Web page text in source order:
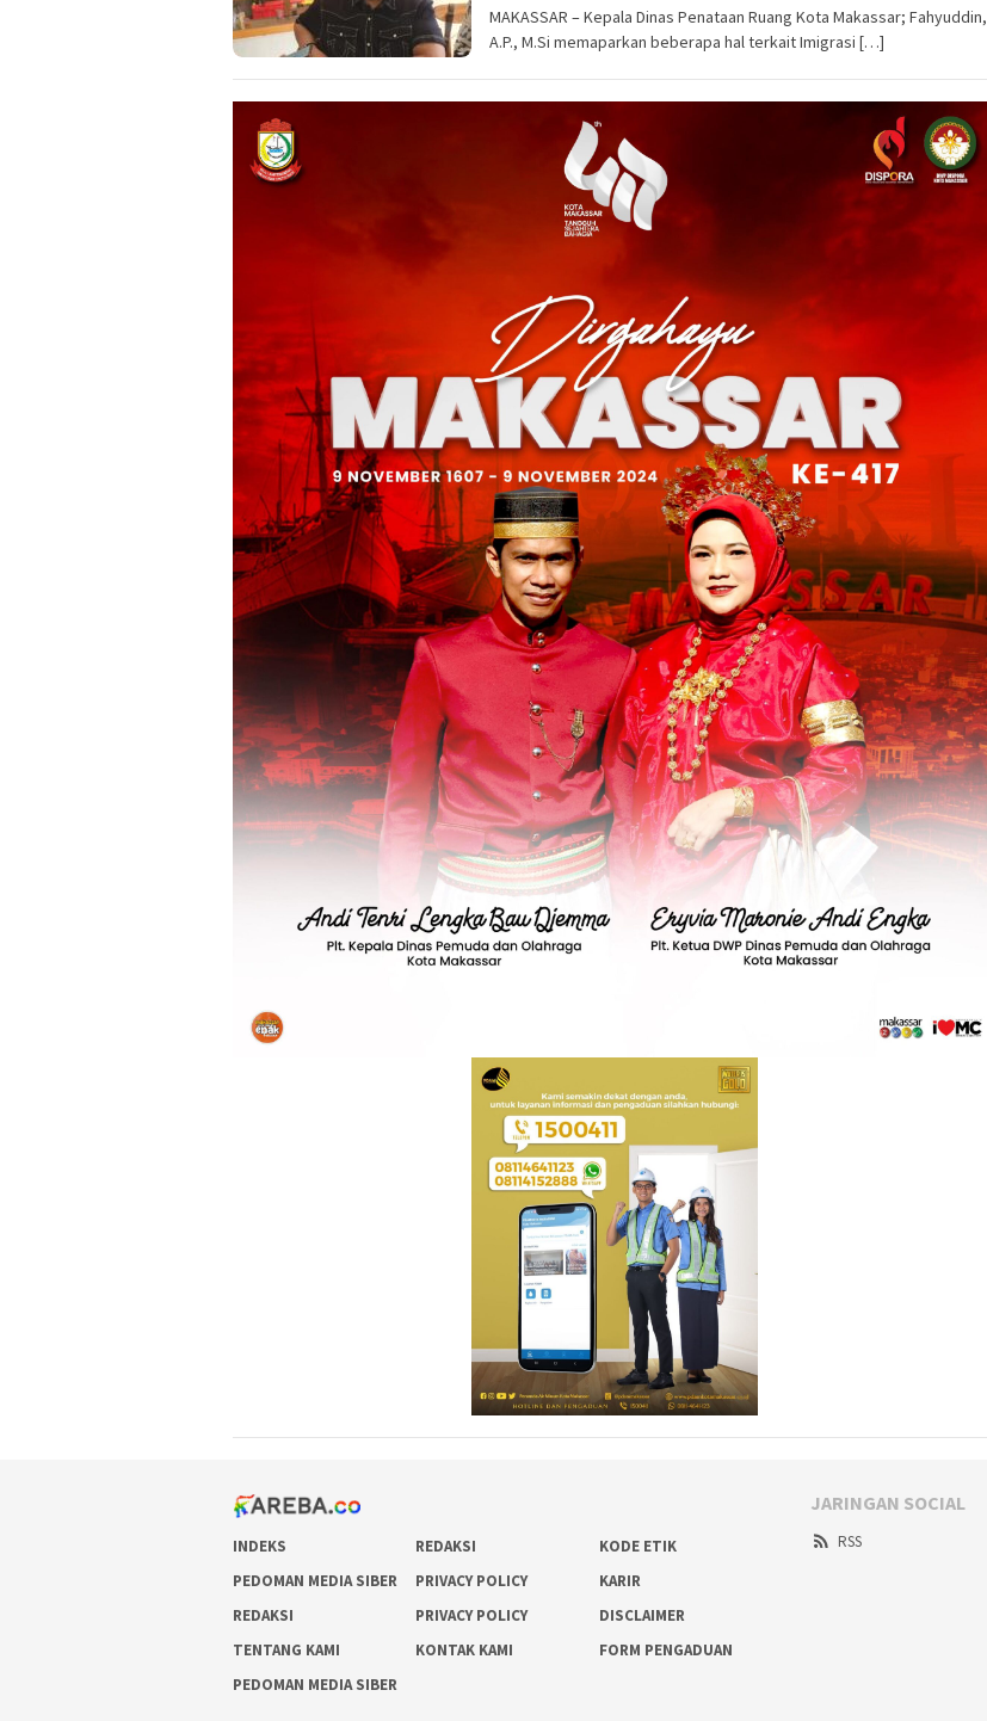
MAKASSAR – Kepala Dinas Penataan Ruang Kota Makassar; Fahyuddin,
A.P., M.Si memaparkan beberapa hal terkait Imigrasi […]
INDEKS REDAKSI
KODE ETIK
PEDOMAN MEDIA SIBER
PRIVACY POLICY
KARIR
REDAKSI
PRIVACY POLICY
DISCLAIMER
TENTANG KAMI
KONTAK KAMI
FORM PENGADUAN
PEDOMAN MEDIA SIBER
JARINGAN SOCIAL
RSS